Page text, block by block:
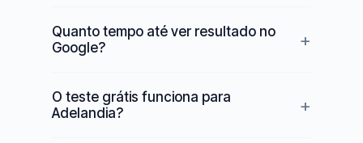
Quanto tempo até ver resultado no
Google?
O teste grátis funciona para
Adelandia?